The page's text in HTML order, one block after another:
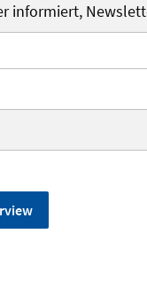
informiert,